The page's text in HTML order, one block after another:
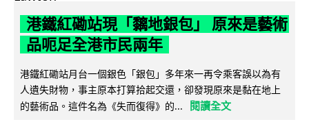
港鐵紅磡站現「黐地銀包」 原來是藝術
品呃足全港市民兩年
港鐵紅磡站月台一個銀色「銀包」多年來一再令乘客誤以為有
人遺失財物，事主原本打算拾起交還，卻發現原來是黏在地上
的藝術品。這件名為《失而復得》的...
閱讀全文